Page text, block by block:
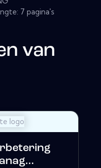
7 pagina's
van